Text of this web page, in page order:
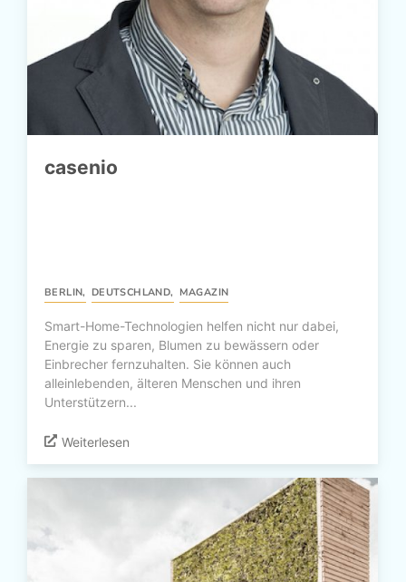
casenio
BERLIN, DEUTSCHLAND, MAGAZIN
Smart-Home-Technologien helfen nicht nur dabei,
Energie zu sparen, Blumen zu bewässern oder
Einbrecher fernzuhalten. Sie können auch
alleinlebenden, älteren Menschen und ihren
Unterstützern...
Weiterlesen